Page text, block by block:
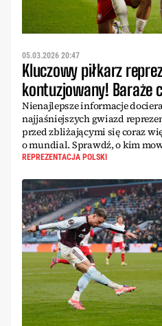
05.03.2026 20:47
Kluczowy piłkarz
kontuzjowany! Baraże
Nienajlepsze informacje
najjaśniejszych gwiazd
przed zbliżającymi się coraz
o mundial. Sprawdź, o kim
REPREZENTACJA POLSKI